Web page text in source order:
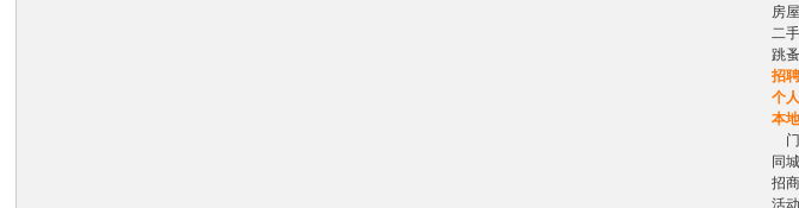
房
二
跳
招
个
本
同
招
活